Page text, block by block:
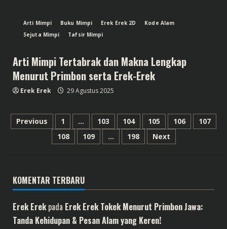
Arti Mimpi Buku Mimpi Erek Erek 2D
Kode Alam
Sejuta Mimpi
Tafsir Mimpi
Arti Mimpi Tertabrak dan Makna Lengkap
Menurut Primbon serta Erek-Erek
Erek Erek 29 Agustus 2025
Paginasi
Previous 1 … 103 104 105 106
107
108
109 … 198 Next
KOMENTAR TERBARU
Erek Erekpada Erek Erek Tokek Menurut Primbon Jawa:
Tanda Kehidupan & Pesan Alam yang Keren!